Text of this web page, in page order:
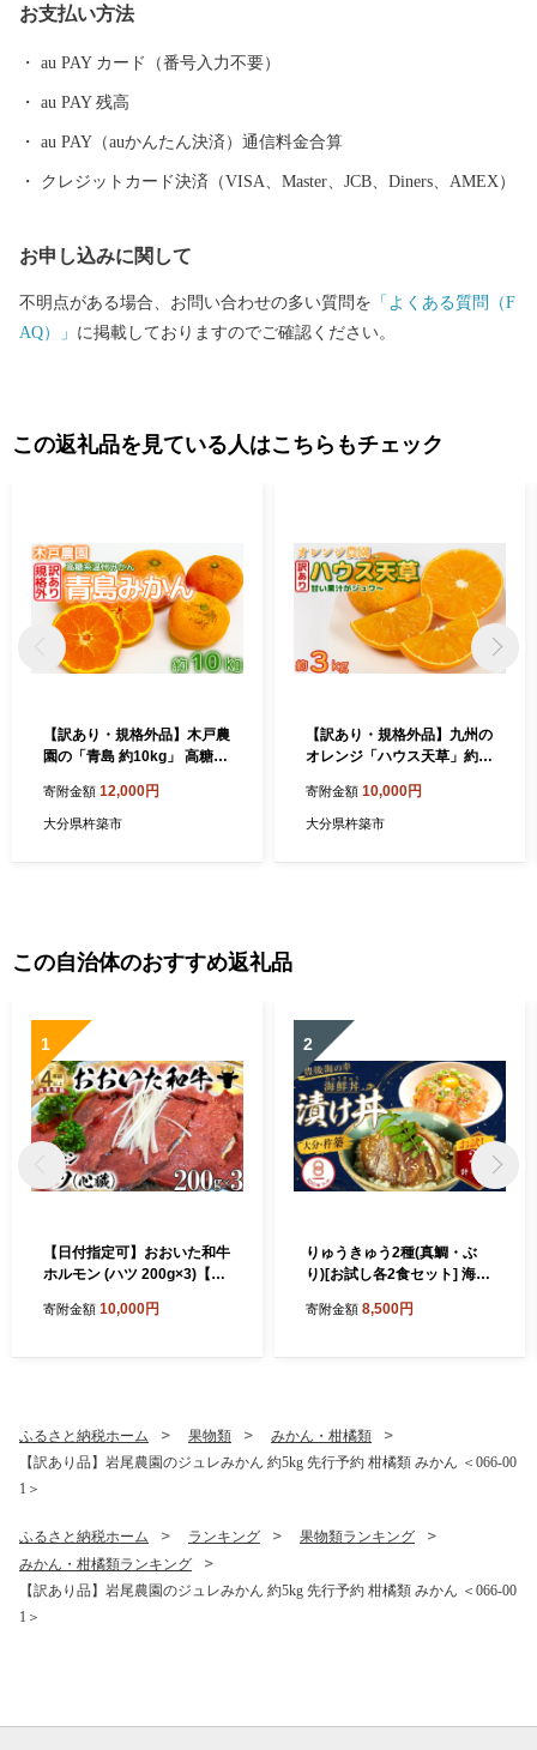
もあるため、じっくりと杵築市をご堪能いただくことができま
け、1300年以上の歴史を持つ白鬚田原神社の『どぶろくまつり』
は県外からも多くの方が訪れます。 杵築市を含む国東半島は世界
農業遺産の里でもあり、環境に配慮されたこの土地で生産された
で杵築市の特産品をご覧ください。
お支払い方法
au PAY カード（番号入力不要）
au PAY 残高
au PAY（auかんたん決済）通信料金合算
クレジットカード決済（VISA、Master、JCB、Diners、AMEX）
お申し込みに関して
不明点がある場合、お問い合わせの多い質問を 「よくある質問（F
AQ）」 に掲載しておりますのでご確認ください。
この返礼品を見ている人はこちらもチェック
【訳あり・規格外品】木戸農
園の「青島 約10kg」 高糖系
り 先行予約 柑橘類 フルーツ
1月 2月 ＜113-014＞
寄附金額 12,000円
大分県杵築市
【訳あり・規格外品】九州の
オレンジ「ハウス天草」約3
かん ミカン オレンジ 訳あり
先行予約 柑橘類 11月 12月
寄附金額 10,000円
大分県杵築市
この自治体のおすすめ返礼品
1
【日付指定可】おおいた和牛
ホルモン (ハツ 200g×3)【ニ
ド 牛肉 牛ハツ ココロ ハート
BBQ キャンプ おすすめ ラン
キング 10000円 ＜129-021
＞
寄附金額 10,000円
2
りゅうきゅう2種(真鯛・ぶ
り)[お試し各2食セット] 海鮮
絆屋 魚 カイセンドン リュウ
小分け 惣菜 JAL機内食 鯛 タ
イ たい 鰤 ブリ ぶり 100年フ
ード ＜101-031＞
寄附金額 8,500円
ふるさと納税ホーム 果物類
みかん・柑橘類
【訳あり品】岩尾農園のジュレみかん 約5kg 先行予約 柑橘類 みかん ＜066-00
1＞
ふるさと納税ホーム ランキング
果物類ランキング
みかん・柑橘類ランキング
【訳あり品】岩尾農園のジュレみかん 約5kg 先行予約 柑橘類 みかん ＜066-00
1＞